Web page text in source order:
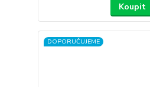
Koupit
DOPORUČUJEME